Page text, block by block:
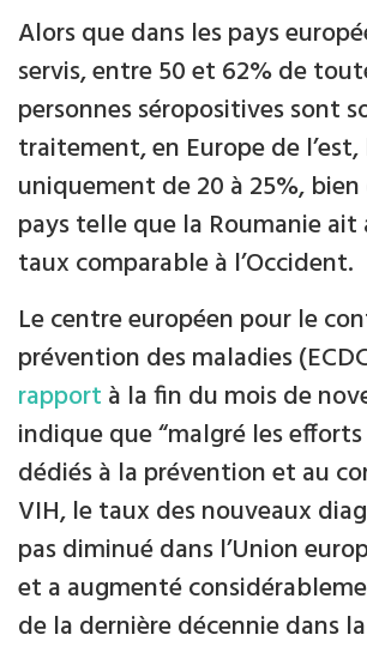
Alors que dans les pays
servis, entre 50 et 62% de
personnes séropositives sont
traitement, en Europe de
uniquement de 20 à 25%,
pays telle que la Roumanie
taux comparable à l’Occident.
Le centre européen pour le
prévention des maladies
rapport à la fin du mois de
indique que “malgré les
dédiés à la prévention et au
VIH, le taux des nouveaux
pas diminué dans l’Union
et a augmenté
de la dernière décennie dans